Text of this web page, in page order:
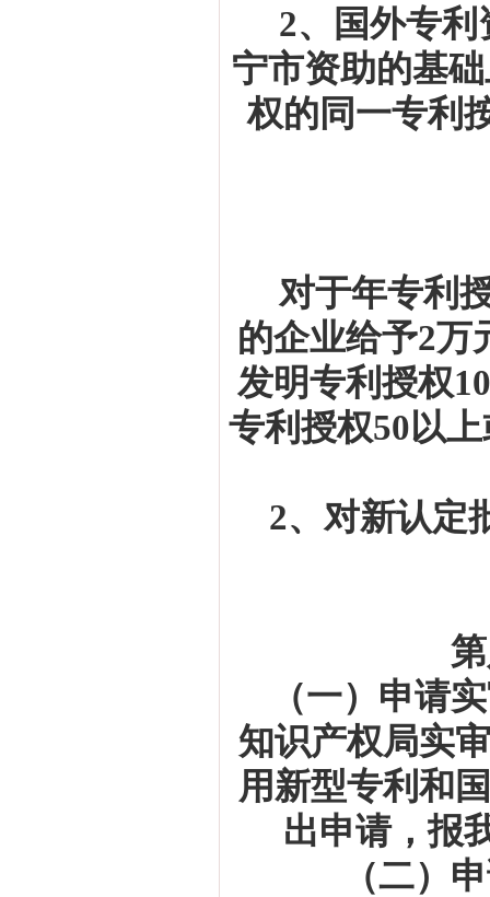
2、国外专
宁市资助的基
权的同一专利
对于年专利
的企业给予2万
发明专利授权10
专利授权50以
2、对新认定
（一）申请
知识产权局实
用新型专利和
出申请，报
（二）